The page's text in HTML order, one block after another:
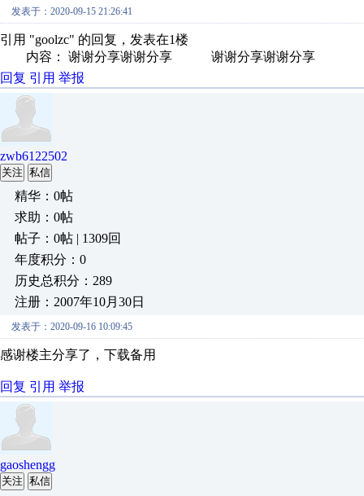
发表于：2020-09-15 21:26:41
引用 "goolzc" 的回复，发表在1楼
内容： 谢谢分享谢谢分享 谢谢分享谢谢分享
回复 引用 举报
zwb6122502
关注 私信
精华：0帖
求助：0帖
帖子：0帖 | 1309回
年度积分：0
历史总积分：289
注册：2007年10月30日
发表于：2020-09-16 10:09:45
感谢楼主分享了，下载备用
回复 引用 举报
gaoshengg
关注 私信